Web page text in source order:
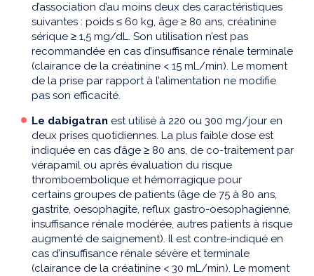
d’association d’au moins deux des caractéristiques
suivantes : poids ≤ 60 kg, âge ≥ 80 ans, créatinine
sérique ≥ 1,5 mg/dL. Son utilisation n’est pas
recommandée en cas d’insuffisance rénale terminale
(clairance de la créatinine < 15 mL/min). Le moment
de la prise par rapport à l’alimentation ne modifie
pas son efficacité.
Le dabigatran est utilisé à 220 ou 300 mg/jour en
deux prises quotidiennes. La plus faible dose est
indiquée en cas d’âge ≥ 80 ans, de co-traitement par
vérapamil ou après évaluation du risque
thromboembolique et hémorragique pour
certains groupes de patients (âge de 75 à 80 ans,
gastrite, oesophagite, reflux gastro-oesophagienne,
insuffisance rénale modérée, autres patients à risque
augmenté de saignement). Il est contre-indiqué en
cas d’insuffisance rénale sévère et terminale
(clairance de la créatinine < 30 mL/min). Le moment